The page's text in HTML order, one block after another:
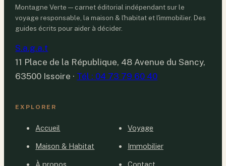
Montagne Verte — carnet éditorial indépendant sur le
voyage responsable, la maison & l'habitat et l'immobilier. Des
guides écrits pour aider à décider.
S.a.g.a.t
11 Place de la République, 48 Avenue du Sancy,
63500 Issoire · Tél : 04 73 79 60 40
EXPLORER
Accueil Voyage
Maison & Habitat Immobilier
À propos Contact